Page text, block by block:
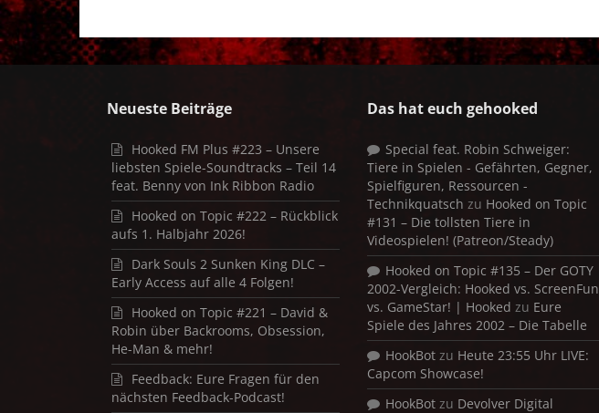
Neueste Beiträge
Hooked FM Plus #223 – Unsere
liebsten Spiele-Soundtracks – Teil 14
feat. Benny von Ink Ribbon Radio
Hooked on Topic #222 – Rückblick
aufs 1. Halbjahr 2026!
Dark Souls 2 Sunken King DLC –
Early Access auf alle 4 Folgen!
Hooked on Topic #221 – David &
Robin über Backrooms, Obsession,
He-Man & mehr!
Feedback: Eure Fragen für den
nächsten Feedback-Podcast!
Das hat euch gehooked
Special feat. Robin Schweiger:
Tiere in Spielen - Gefährten, Gegner,
Spielfiguren, Ressourcen -
Technikquatsch zu Hooked on Topic
#131 – Die tollsten Tiere in
Videospielen! (Patreon/Steady)
Hooked on Topic #135 – Der GOTY
2002-Vergleich: Hooked vs. ScreenFun
vs. GameStar! | Hooked zu Eure
Spiele des Jahres 2002 – Die Tabelle
HookBot zu Heute 23:55 Uhr LIVE:
Capcom Showcase!
HookBot zu Devolver Digital